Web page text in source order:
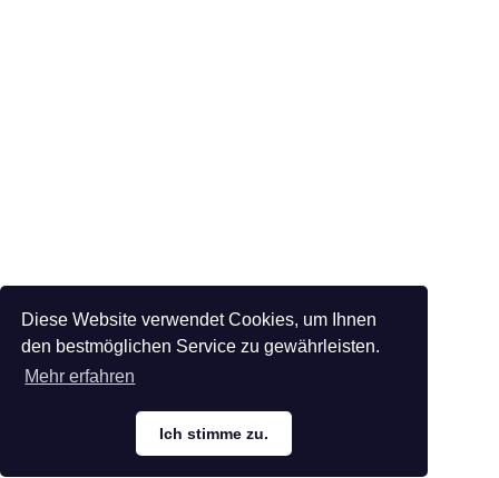
Diese Website verwendet Cookies, um Ihnen
den bestmöglichen Service zu gewährleisten.
Mehr erfahren
Ich stimme zu.